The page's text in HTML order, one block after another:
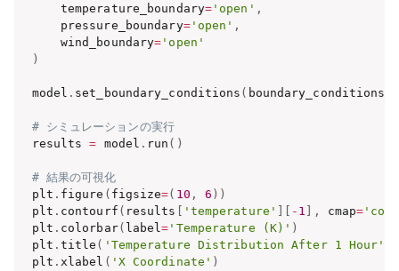
    temperature_boundary
= 'open' ,
    pressure_boundary
='open' ,
    wind_boundary
= 'open'
)
model . set_boundary_conditions ( boundary_conditions
# シミュレーションの実行
results = model . run ( )
# 結果の可視化
plt . figure ( figsize=( 10 , 6 ) )
plt . contourf ( results 'temperature' - 1 , cmap=
plt . colorbar( label= 'Temperature (K)' )
plt . title ( 'Temperature Distribution After 1 Hour'
plt . xlabel ( 'X Coordinate' )